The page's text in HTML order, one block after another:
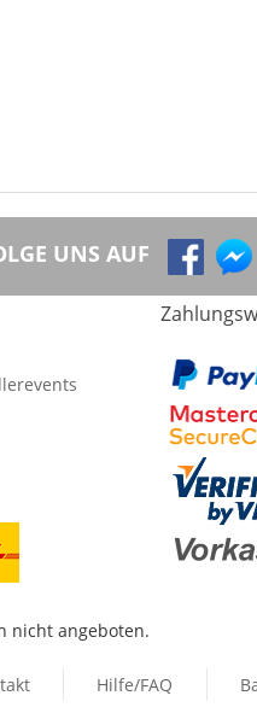
UNS AUF
nicht angeboten.
Hilfe/FAQ